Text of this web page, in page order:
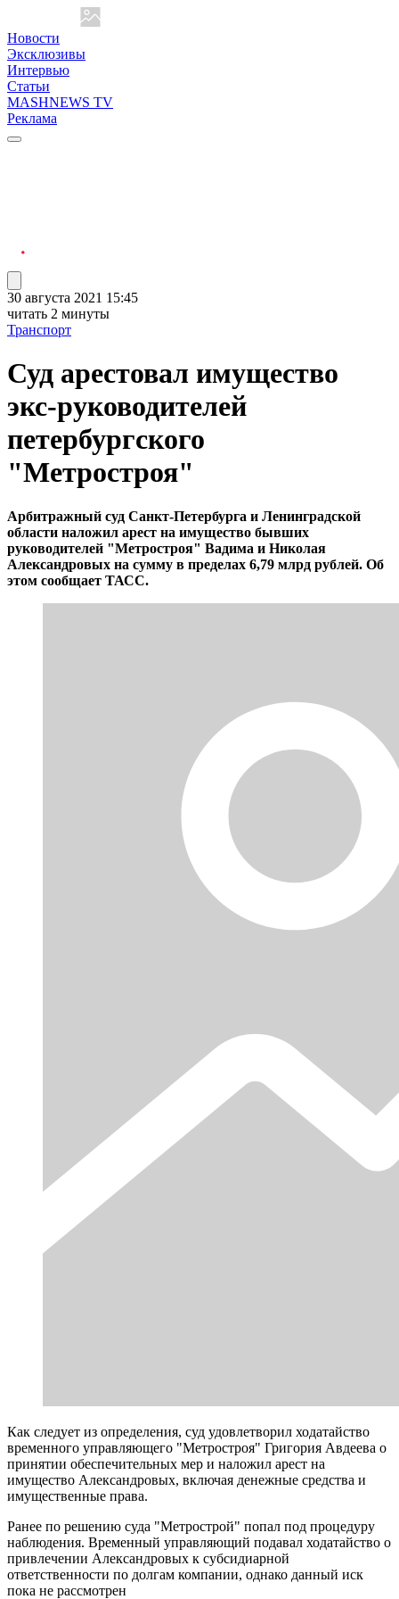
Новости
Эксклюзивы
Интервью
Статьи
MASHNEWS TV
Реклама
30 августа 2021 15:45
читать 2 минуты
Транспорт
Суд арестовал имущество
экс-руководителей
петербургского
"Метростроя"
Арбитражный суд Санкт-Петербурга и Ленинградской
области наложил арест на имущество бывших
руководителей "Метростроя" Вадима и Николая
Александровых на сумму в пределах 6,79 млрд рублей. Об
этом сообщает ТАСС.
Как следует из определения, суд удовлетворил ходатайство
временного управляющего "Метростроя" Григория Авдеева о
принятии обеспечительных мер и наложил арест на
имущество Александровых, включая денежные средства и
имущественные права.
Ранее по решению суда "Метрострой" попал под процедуру
наблюдения. Временный управляющий подавал ходатайство о
привлечении Александровых к субсидиарной
ответственности по долгам компании, однако данный иск
пока не рассмотрен